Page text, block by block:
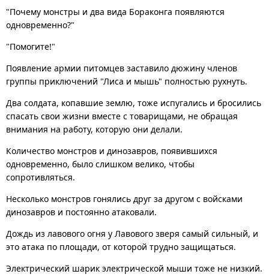
"Почему монстры и два вида Бораконга появляются
одновременно?"
"Помогите!"
Появление армии питомцев заставило дюжину членов
группы приключений "Лиса и мышь" полностью рухнуть.
Два солдата, копавшие землю, тоже испугались и бросились
спасать свои жизни вместе с товарищами, не обращая
внимания на работу, которую они делали.
Количество монстров и динозавров, появившихся
одновременно, было слишком велико, чтобы
сопротивляться.
Несколько монстров гонялись друг за другом с войсками
динозавров и постоянно атаковали.
Дождь из лавового огня у Лавового зверя самый сильный, и
это атака по площади, от которой трудно защищаться.
Электрический шарик электрической мыши тоже не низкий.